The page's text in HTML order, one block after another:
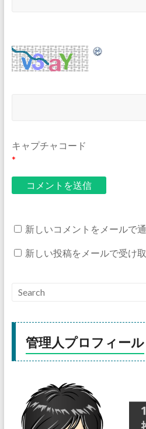
キャプチャコード
*
新しいコメントをメールで
新しい投稿をメールで受け
管理人プロフィール